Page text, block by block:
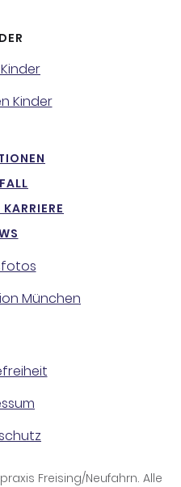
Kinder
München
Freising/Neufahrn. Alle